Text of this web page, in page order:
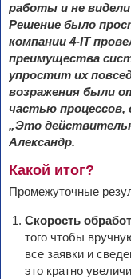
работы и не
Решение было
компании 4-IT
преимущества
упростит их
возражения были
частью процессов,
„Это
Александр.
Какой итог?
Промежуточные
Скорость
того чтобы
все заявки и
это кратно